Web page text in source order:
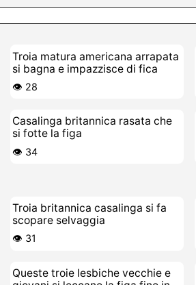
Troia matura americana arrapata
si bagna e impazzisce di fica
👁️ 28
Casalinga britannica rasata che
si fotte la figa
👁️ 34
Troia britannica casalinga si fa
scopare selvaggia
👁️ 31
Queste troie lesbiche vecchie e